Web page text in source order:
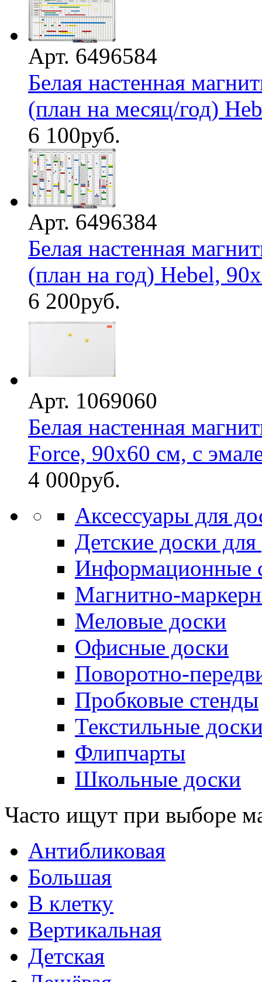
Арт. 6496584
Белая настенная
(план на месяц/год)
6 100руб.
Арт. 6496384
Белая настенная
(план на год) Hebel,
6 200руб.
Арт. 1069060
Белая настенная
Force, 90х60 см, с
4 000руб.
Аксессуары для
Детские доски
Информационные
Магнитно-
Меловые доски
Офисные доски
Поворотно-
Пробковые стенды
Текстильные
Флипчарты
Школьные доски
Часто ищут при выборе
Антибликовая
Большая
В клетку
Вертикальная
Детская